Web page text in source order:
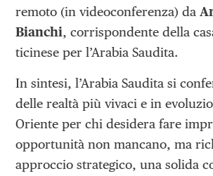
remoto (in videoconferenza) da
Bianchi, corrispondente della
ticinese per l’Arabia Saudita.
In sintesi, l’Arabia Saudita si
delle realtà più vivaci e in
Oriente per chi desidera fare
opportunità non mancano, ma
approccio strategico, una solida